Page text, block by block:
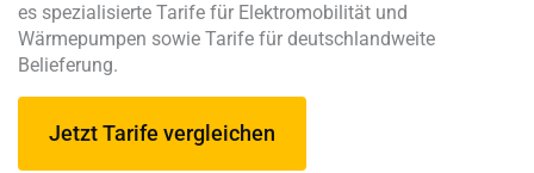
es spezialisierte Tarife für Elektromobilität und
Wärmepumpen sowie Tarife für deutschlandweite
Belieferung.
Jetzt Tarife vergleichen